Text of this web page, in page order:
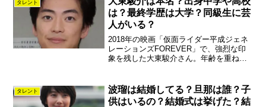
タレント
は？最終学歴は大学？同級生に芸
人がいる？
2018年の映画「仮面ライダー平成ジェネ
レーションズFOREVER」で、強烈な印
象を残した大東駿介さん。年齢を重ねる
でになりました。そんな大東駿介さん
は、あまりトークバ...
タレント
波瑠は結婚してる？旦那は誰？子
供はいるの？結婚式は挙げた？結